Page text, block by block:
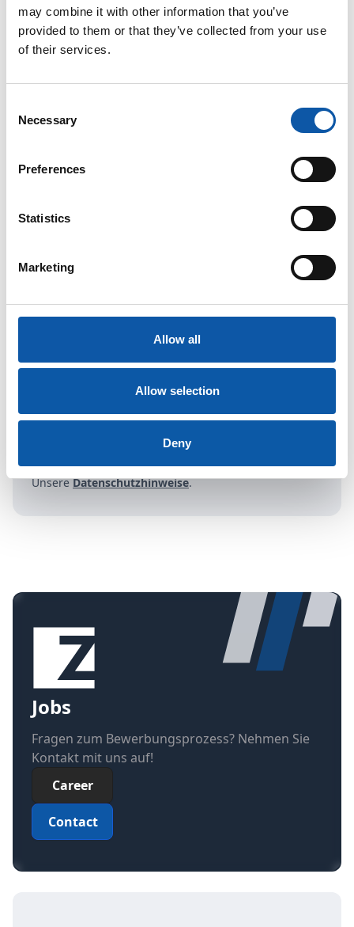
may combine it with other information that you’ve
provided to them or that they’ve collected from your use
of their services.
Selection
Necessary
Preferences
Statistics
Marketing
Allow all
Allow selection
Deny
wir ein Familienunternehmen sind, das, geprägt
von Innovation und Tradition, High-Tech- Produkte
eigenverantwortliches Handeln fördert und Dich
wir uns unserer Verantwortung bewusst sind und
Bewerbung starten
Bewerben
UnsereDatenschutzhinweise.
Jobs
Fragen zum Bewerbungsprozess? Nehmen Sie
Kontakt mit uns auf!
Contact
Career